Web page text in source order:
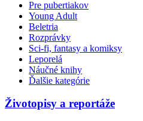
Pre pubertiakov
Young Adult
Beletria
Rozprávky
Sci-fi, fantasy a komiksy
Leporelá
Náučné knihy
Ďalšie kategórie
Životopisy a reportáže